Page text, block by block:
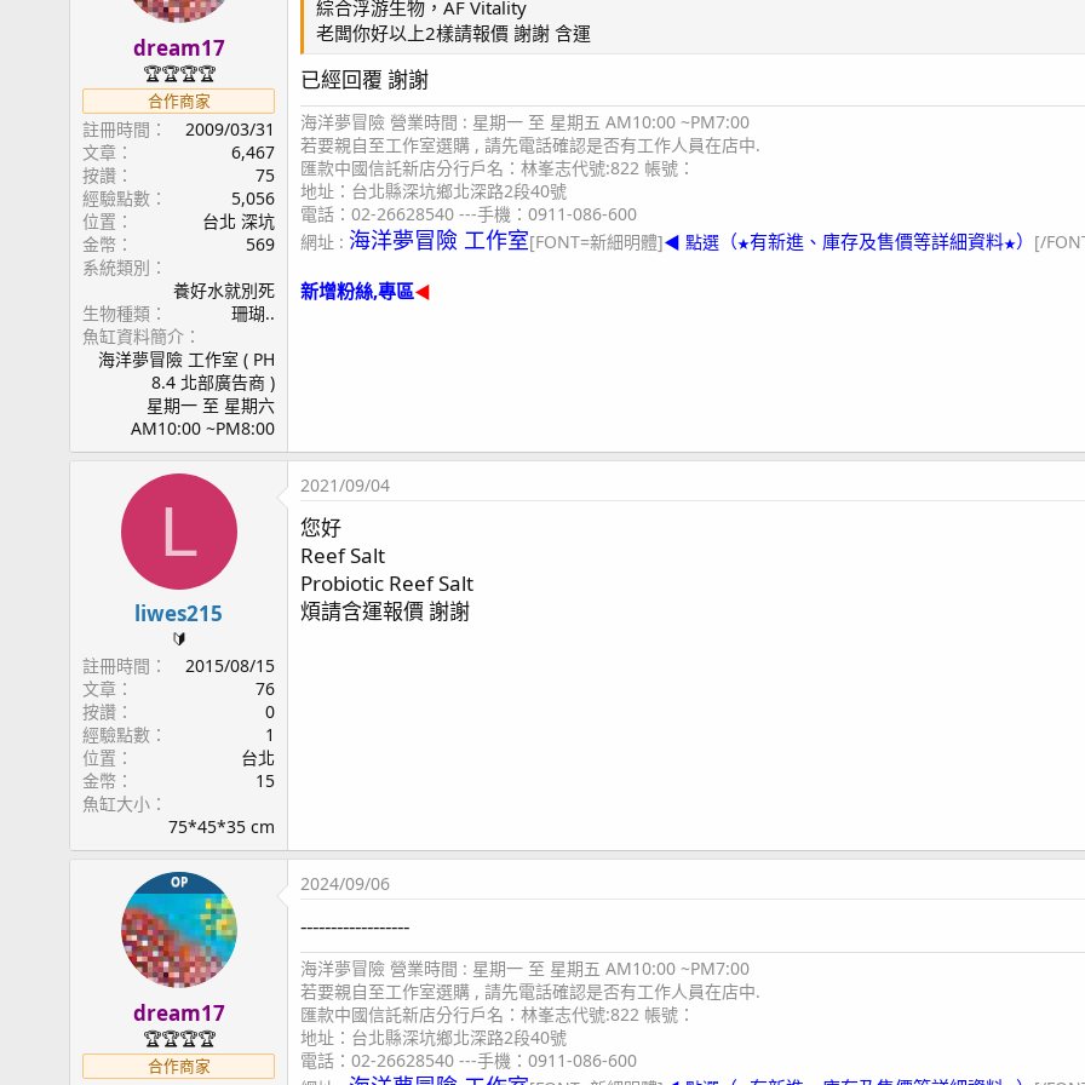
dream17
🏆🏆🏆🏆
合作商家
註冊時間
2009/03/31
文章
6,467
按讚
75
經驗點數
5,056
位置
台北 深坑
金幣
569
系統類別
養好水就別死
生物種類
珊瑚..
魚缸資料簡介
海洋夢冒險 工作室 ( PH
8.4 北部廣告商 )
星期一 至 星期六
AM10:00 ~PM8:00
綜合浮游生物，AF Vitality
老闆你好以上2樣請報價 謝謝 含運
已經回覆 謝謝
海洋夢冒險 營業時間 : 星期一 至 星期五 AM10:00 ~PM7:00
若要親自至工作室選購 , 請先電話確認是否有工作人員在店中.
匯款中國信託新店分行戶名：林峯志代號:822 帳號：
地址：台北縣深坑鄉北深路2段40號
電話：02-26628540 ---手機：0911-086-600
網址 : 海洋夢冒險 工作室[FONT=新細明體]◀ 點選 （★有新進、庫存及售價等詳細資料★） [/
新增粉絲,專區◀
L
liwes215
🔰
註冊時間
2015/08/15
文章
76
按讚
0
經驗點數
1
位置
台北
金幣
15
魚缸大小
75*45*35 cm
2021/09/04
您好
Reef Salt
Probiotic Reef Salt
煩請含運報價 謝謝
OP
dream17
🏆🏆🏆🏆
合作商家
2024/09/06
------------------
海洋夢冒險 營業時間 : 星期一 至 星期五 AM10:00 ~PM7:00
若要親自至工作室選購 , 請先電話確認是否有工作人員在店中.
匯款中國信託新店分行戶名：林峯志代號:822 帳號：
地址：台北縣深坑鄉北深路2段40號
電話：02-26628540 ---手機：0911-086-600